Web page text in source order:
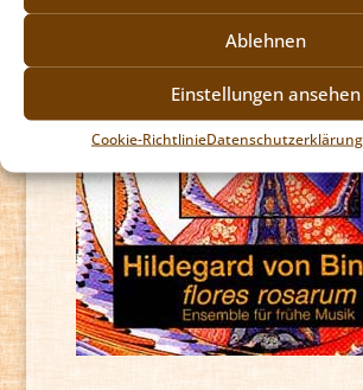
Ablehnen
Einstellungen ansehen
Cookie-RichtlinieDatenschutzerklärung